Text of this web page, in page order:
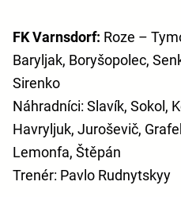
FK Varnsdorf: Roze –
Baryljak, Boryšopolec,
Sirenko
Náhradníci: Slavík, Sokol,
Havryljuk, Juroševič,
Lemonfa, Štěpán
Trenér: Pavlo Rudnytskyy